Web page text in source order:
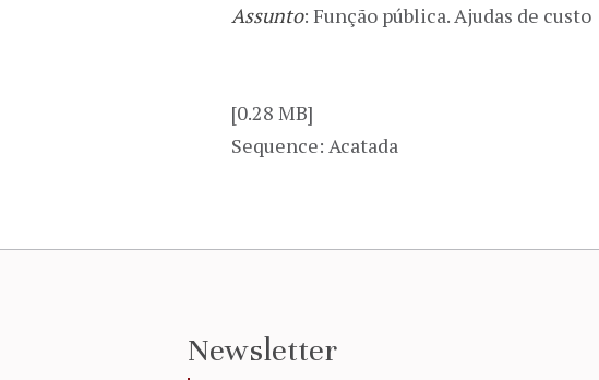
Assunto: Função pública. Ajudas de custo
[0.28 MB]
Sequence: Acatada
Newsletter